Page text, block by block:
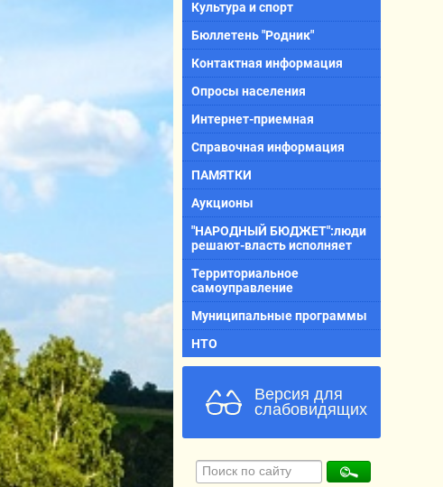
Культура и спорт
Бюллетень "Родник"
Контактная информация
Опросы населения
Интернет-приемная
Справочная информация
ПАМЯТКИ
Аукционы
"НАРОДНЫЙ БЮДЖЕТ":люди
решают-власть исполняет
Территориальное
самоуправление
Муниципальные программы
НТО
Версия для
слабовидящих